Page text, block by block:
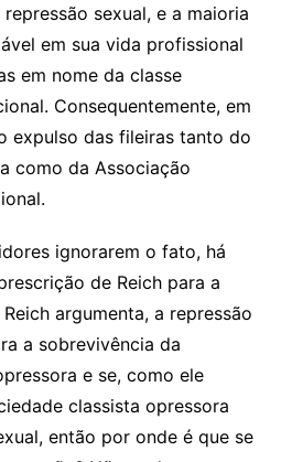
sexual, e a maioria
em sua vida profissional
em nome da classe
Consequentemente, em
expulso das fileiras tanto do
como da Associação
ignorarem o fato, há
de Reich para a
argumenta, a repressão
a sobrevivência da
e se, como ele
classista opressora
então por onde é que se